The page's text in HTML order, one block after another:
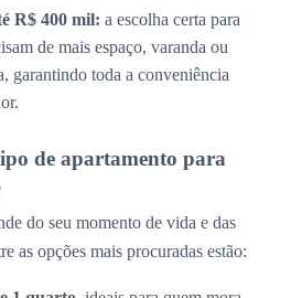
R$ 400 mil: a escolha certa para
de mais espaço, varanda ou
garantindo toda a conveniência
de apartamento para
do seu momento de vida e das
as opções mais procuradas estão: